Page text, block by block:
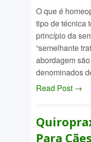
O que é
tipo de técnica
princípio da
“semelhante
abordagem
denominados
Read Post →
Para